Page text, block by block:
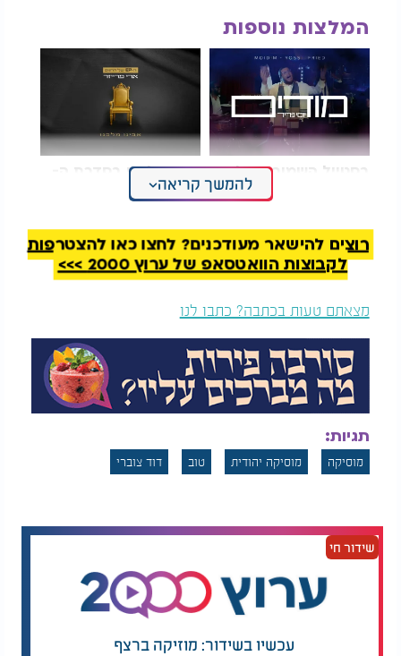
המלצות נוספות
בסטייל השמור רק לו:
יוסי פריד מפתיע עם
סינגל קליפ חדש
פרק שלישי בסדרת ה-
EP של החגים: ארי
פרייזר - "אבינו מלכנו"
להמשך קריאה
רוצים להישאר מעודכנים? לחצו כאן להצטרפות
לקבוצות הוואטסאפ של ערוץ 2000 >>>
מצאתם טעות בכתבה? כתבו לנו
תגיות:
מוסיקה מוסיקה יהודית טוב דוד צוברי
שידור חי
עכשיו בשידור: מוזיקה ברצף